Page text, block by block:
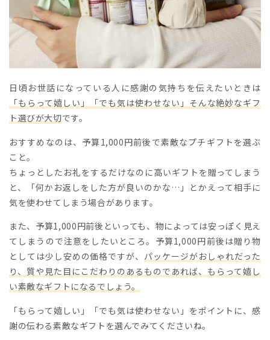
日頃お世話になっている人に感謝の気持ちを伝えたいときは
「もらって嬉しい」「でも気は使わせない」そんな絶妙なギフ
ト選びが大切です。
おすすめなのは、予算1,000円前後で素敵なプチギフトを選ぶ
こと。
ちょっとしたお礼をするだけなのに高いギフトを贈ってしまう
と、「何かお返しをした方が良いのかな…」とかえって相手に
気を使わせてしまう場合があります。
また、予算1,000円前後といっても、物によっては安っぽく見え
てしまうので注意をしたいところ。予算1,000円前後は贈り物
としては少し安めの価格ですが、 パッケージがおしゃれだった
り、質や見た目にこだわりのあるものであれば、もらって嬉し
い素敵なギフトになるでしょう。
「もらって嬉しい」「でも気は使わせない」をポイントに、感
謝の伝わる素敵なギフトを選んでみてくださいね。